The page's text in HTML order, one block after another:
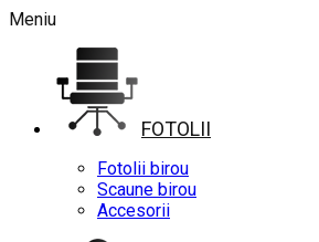
Meniu
FOTOLII
Fotolii birou
Scaune birou
Accesorii